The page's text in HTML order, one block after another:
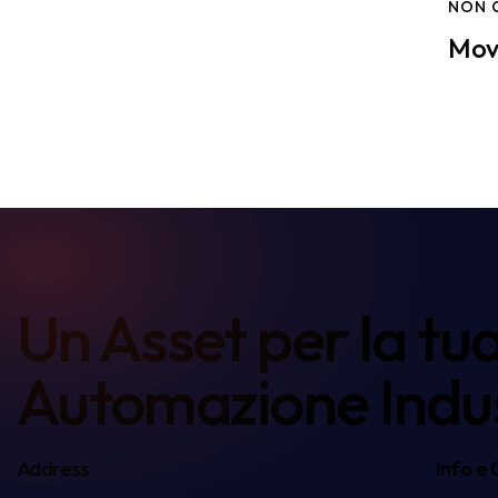
NON
Un Asset per la
Automazione
Address Info e